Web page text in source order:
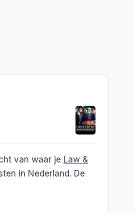
van waar je Law &
in Nederland. De